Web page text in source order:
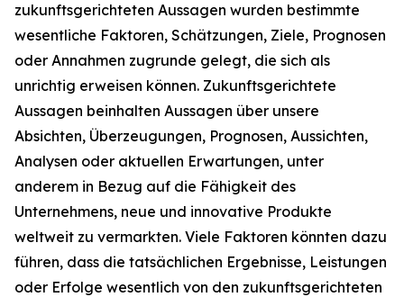
zukunftsgerichteten Aussagen wurden bestimmte
wesentliche Faktoren, Schätzungen, Ziele, Prognosen
oder Annahmen zugrunde gelegt, die sich als
unrichtig erweisen können. Zukunftsgerichtete
Aussagen beinhalten Aussagen über unsere
Absichten, Überzeugungen, Prognosen, Aussichten,
Analysen oder aktuellen Erwartungen, unter
anderem in Bezug auf die Fähigkeit des
Unternehmens, neue und innovative Produkte
weltweit zu vermarkten. Viele Faktoren könnten dazu
führen, dass die tatsächlichen Ergebnisse, Leistungen
oder Erfolge wesentlich von den zukunftsgerichteten